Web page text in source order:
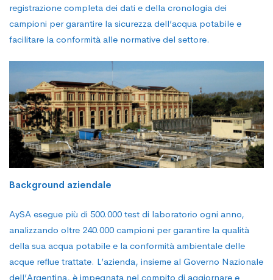
registrazione completa dei dati e della cronologia dei
campioni per garantire la sicurezza dell’acqua potabile e
facilitare la conformità alle normative del settore.
Background aziendale
AySA esegue più di 500.000 test di laboratorio ogni anno,
analizzando oltre 240.000 campioni per garantire la qualità
della sua acqua potabile e la conformità ambientale delle
acque reflue trattate. L’azienda, insieme al Governo Nazionale
dell’Argentina, è impegnata nel compito di aggiornare e